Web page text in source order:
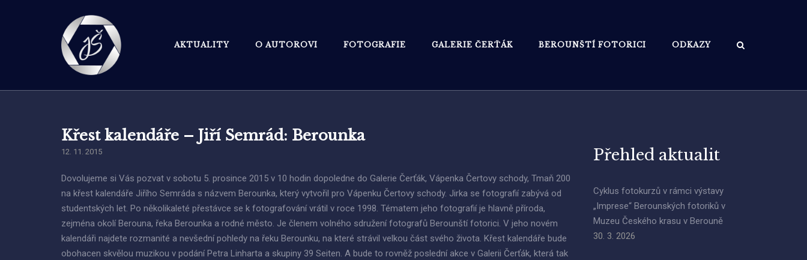
AKTUALITY O AUTOROVI FOTOGRAFIE GALERIE ČERŤÁK BEROUNŠTÍ FOTORICI ODKAZY
Křest kalendáře – Jiří Semrád: Berounka
12. 11. 2015
Dovolujeme si Vás pozvat v sobotu 5. prosince 2015 v 10 hodin dopoledne do Galerie Čerťák, Vápenka Čertovy schody, Tmaň 200
na křest kalendáře Jiřího Semráda s názvem Berounka, který vytvořil pro Vápenku Čertovy schody. Jirka se fotografií zabývá od
studentských let. Po několikaleté přestávce se k fotografování vrátil v roce 1998. Tématem jeho fotografií je hlavně příroda,
zejména okolí Berouna, řeka Berounka a rodné město. Je členem volného sdružení fotografů Berounští fotorici. V jeho novém
kalendáři najdete rozmanité a nevšední pohledy na řeku Berounku, na které strávil velkou část svého života. Křest kalendáře bude
obohacen skvělou muzikou v podání Petra Linharta a skupiny 39 Seiten. A bude to rovněž poslední akce v Galerii Čerťák, která tak
Přehled aktualit
Cyklus fotokurzů v rámci výstavy
„Imprese“ Berounských fotoriků v
Muzeu Českého krasu v Berouně
30. 3. 2026